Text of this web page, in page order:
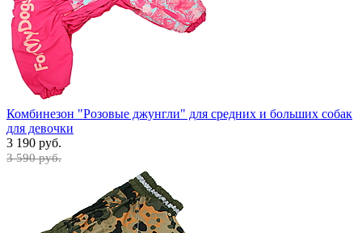
Комбинезон "Розовые джунгли" для средних и больших собак
для девочки
3 190 руб.
3 590 руб.